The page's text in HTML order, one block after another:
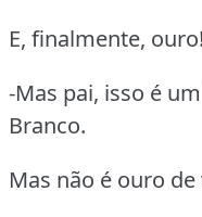
E, finalmente, ouro!
-Mas pai, isso é
Branco.
Mas não é ouro de